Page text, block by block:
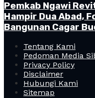
Pemkab Ngawi
Hampir Dua Abad,
Bangunan Cagar
Tentang Kami
Pedoman Media
Privacy Policy
Disclaimer
Hubungi Kami
Sitemap